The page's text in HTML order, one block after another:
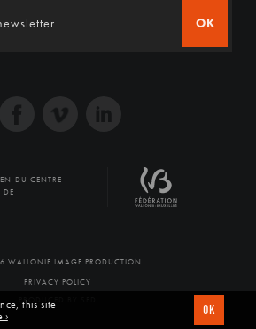
OK
DU CENTRE
WALLONIE IMAGE PRODUCTION
PRIVACY POLICY
PRODUCED BY SFD
this site
› OK